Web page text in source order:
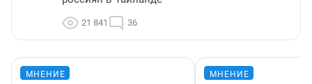
21 841 36
МНЕНИЕ МНЕНИЕ